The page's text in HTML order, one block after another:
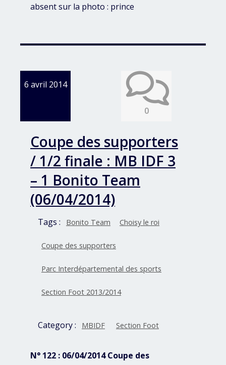
absent sur la photo : prince
6 avril 2014
0
Coupe des supporters
/ 1/2 finale : MB IDF 3
– 1 Bonito Team
(06/04/2014)
Tags : Bonito Team Choisy le roi
Coupe des supporters
Parc Interdépartemental des sports
Section Foot 2013/2014
Category : MBIDF Section Foot
N° 122 : 06/04/2014 Coupe des